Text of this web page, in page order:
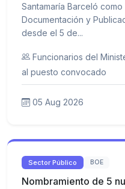
Santamaría Barceló
Documentación y
desde el 5 de...
Funcionarios del
al puesto convocado
05 Aug 2026
Sector Público BOE
Nombramiento de 5